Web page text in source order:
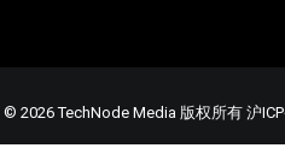
© 2026 TechNode Media 版权所有 沪